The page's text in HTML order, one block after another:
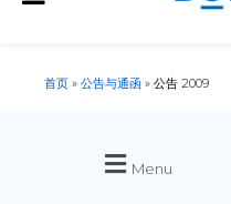
首页 » 公告与通函 » 公告 2009
Menu